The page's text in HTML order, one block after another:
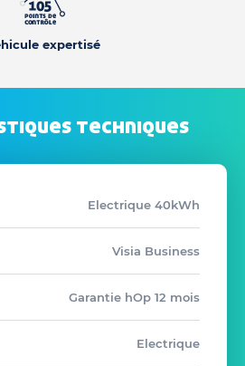
expertisé
techniques
Electrique 40kWh
Visia Business
Garantie hOp 12 mois
Electrique